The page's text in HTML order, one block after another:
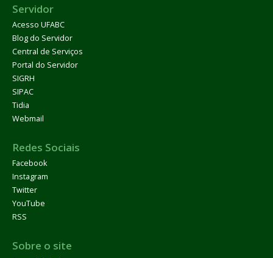
Servidor
Acesso UFABC
Blog do Servidor
Central de Serviços
Portal do Servidor
SIGRH
SIPAC
Tidia
Webmail
Redes Sociais
Facebook
Instagram
Twitter
YouTube
RSS
Sobre o site